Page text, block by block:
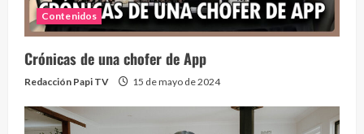
Contenidos
Crónicas de una chofer de App
Redacción Papi TV 15 de mayo de 2024